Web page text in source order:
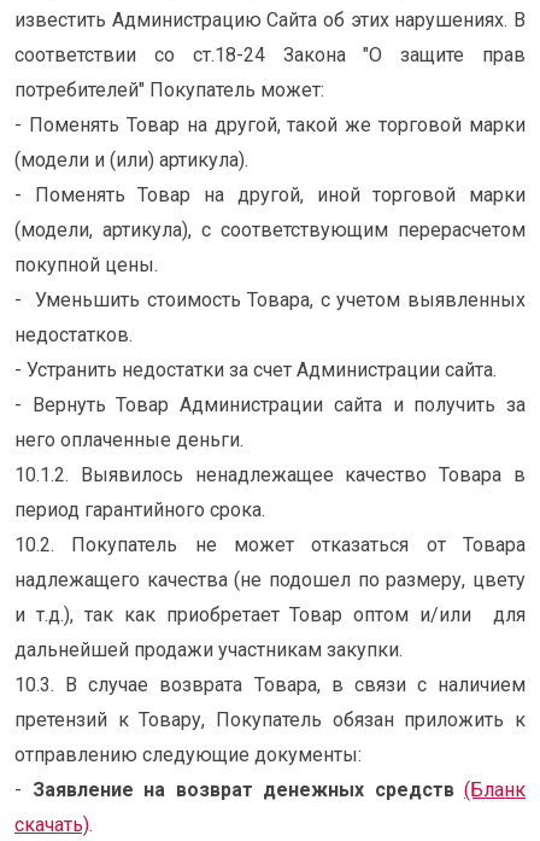
известить Администрацию Сайта об этих нарушениях. В
соответствии со ст.18-24 Закона "О защите прав
потребителей" Покупатель может:
- Поменять Товар на другой, такой же торговой марки
(модели и (или) артикула).
- Поменять Товар на другой, иной торговой марки
(модели, артикула), с соответствующим перерасчетом
покупной цены.
- Уменьшить стоимость Товара, с учетом выявленных
недостатков.
- Устранить недостатки за счет Администрации сайта.
- Вернуть Товар Администрации сайта и получить за
него оплаченные деньги.
10.1.2. Выявилось ненадлежащее качество Товара в
период гарантийного срока.
10.2. Покупатель не может отказаться от Товара
надлежащего качества (не подошел по размеру, цвету
и т.д.), так как приобретает Товар оптом и/или для
дальнейшей продажи участникам закупки.
10.3. В случае возврата Товара, в связи с наличием
претензий к Товару, Покупатель обязан приложить к
отправлению следующие документы:
- Заявление на возврат денежных средств (Бланк
скачать).